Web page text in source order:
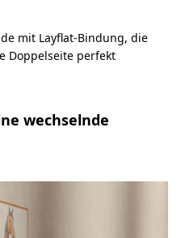
mit Layflat-Bindung, die
Doppelseite perfekt
wechselnde